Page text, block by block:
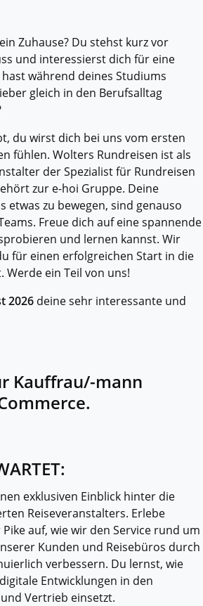
Zuhause? Du stehst kurz vor
und interessierst dich für eine
während deines Studiums
gleich in den Berufsalltag
du wirst dich bei uns vom ersten
fühlen. Wolters Rundreisen ist als
der Spezialist für Rundreisen
zur e-hoi Gruppe. Deine
etwas zu bewegen, sind genauso
Freue dich auf eine spannende
und lernen kannst. Wir
für einen erfolgreichen Start in die
ein Teil von uns!
2026 deine sehr interessante und
Kauffrau/-mann
exklusiven Einblick hinter die
Reiseveranstalters. Erlebe
auf, wie wir den Service rund um
Kunden und Reisebüros durch
verbessern. Du lernst, wie
Entwicklungen in den
Vertrieb einsetzt.